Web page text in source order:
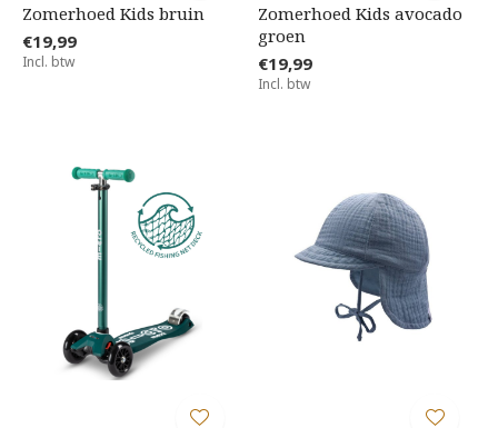
Zomerhoed Kids bruin
€19,99
Incl. btw
Zomerhoed Kids avocado
groen
€19,99
Incl. btw